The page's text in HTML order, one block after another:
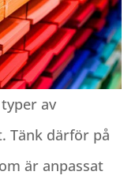
av
Tänk därför på
är anpassat